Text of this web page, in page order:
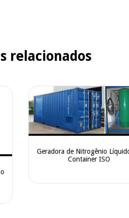
relacionados
Geradora de Nitrogênio
Container ISO